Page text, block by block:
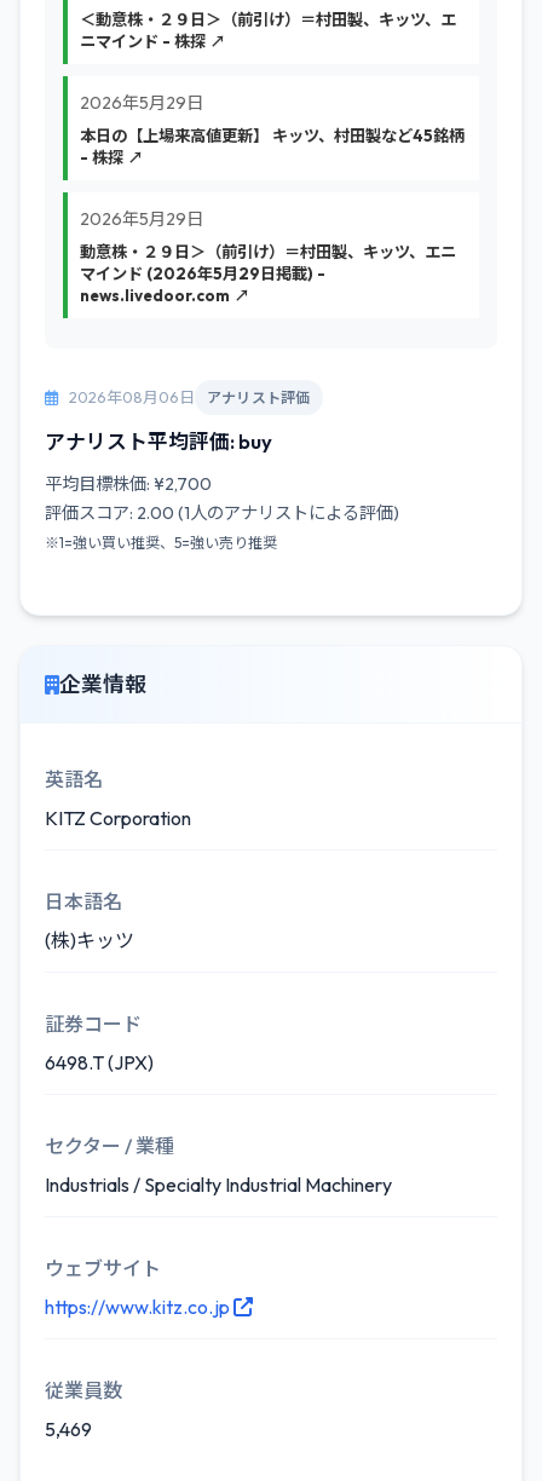
＜動意株・２９日＞（前引け）＝村田製、キッツ、エ
ニマインド - 株探 ↗
2026年5月29日
本日の【上場来高値更新】 キッツ、村田製など45銘柄
- 株探 ↗
2026年5月29日
動意株・２９日＞（前引け）＝村田製、キッツ、エニ
マインド (2026年5月29日掲載) -
news.livedoor.com ↗
2026年08月06日 アナリスト評価
アナリスト平均評価: buy
平均目標株価: ¥2,700
評価スコア: 2.00 (1人のアナリストによる評価)
※1=強い買い推奨、5=強い売り推奨
企業情報
英語名
KITZ Corporation
日本語名
(株)キッツ
証券コード
6498.T (JPX)
セクター / 業種
Industrials / Specialty Industrial Machinery
ウェブサイト
https://www.kitz.co.jp
従業員数
5,469